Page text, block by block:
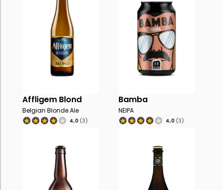
Affligem Blond
Belgian Blonde Ale
4,0 (3)
Bamba
NEIPA
4,0 (3)